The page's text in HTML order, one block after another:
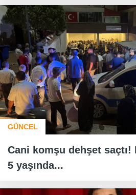
GÜNCEL
Cani komşu dehşet
5 yaşında...